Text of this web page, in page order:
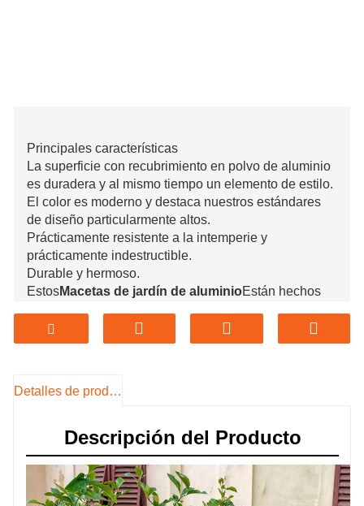
Principales características
La superficie con recubrimiento en polvo de aluminio
es duradera y al mismo tiempo un elemento de estilo.
El color es moderno y destaca nuestros estándares
de diseño particularmente altos.
Prácticamente resistente a la intemperie y
prácticamente indestructible.
Durable y hermoso.
EstosMacetas de jardín de aluminioEstán hechos
un color deslumbrante para darle a su jardín un
aspecto arquitectónico deslumbrante.
para que nos envíen su dibujo de diseño. Encantado
de realizar el diseño de acuerdo con sus requisitos.
Nuestro
El diseñador le enviará un molde CAD y 3D para
Detalles de producto
Descripción del Producto